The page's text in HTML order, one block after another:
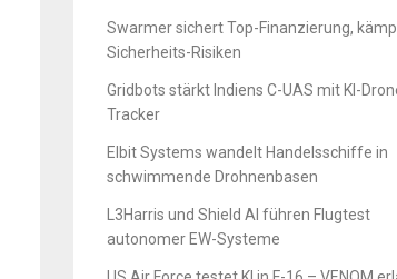
Swarmer sichert Top-Finanzierung,
Sicherheits-Risiken
Gridbots stärkt Indiens C-UAS mit KI-
Tracker
Elbit Systems wandelt Handelsschiffe in
schwimmende Drohnenbasen
L3Harris und Shield AI führen Flugtest
autonomer EW-Systeme